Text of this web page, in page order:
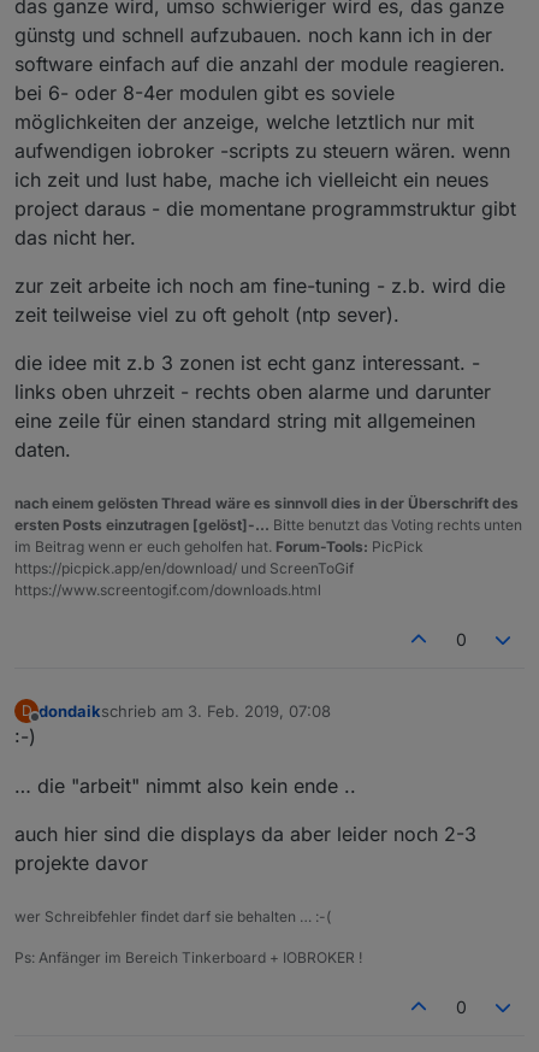
das ganze wird, umso schwieriger wird es, das ganze
günstg und schnell aufzubauen. noch kann ich in der
software einfach auf die anzahl der module reagieren.
bei 6- oder 8-4er modulen gibt es soviele
möglichkeiten der anzeige, welche letztlich nur mit
aufwendigen iobroker -scripts zu steuern wären. wenn
ich zeit und lust habe, mache ich vielleicht ein neues
project daraus - die momentane programmstruktur gibt
das nicht her.
zur zeit arbeite ich noch am fine-tuning - z.b. wird die
zeit teilweise viel zu oft geholt (ntp sever).
die idee mit z.b 3 zonen ist echt ganz interessant. -
links oben uhrzeit - rechts oben alarme und darunter
eine zeile für einen standard string mit allgemeinen
daten.
nach einem gelösten Thread wäre es sinnvoll dies in der Überschrift des
ersten Posts einzutragen [gelöst]-... Bitte benutzt das Voting rechts unten
im Beitrag wenn er euch geholfen hat. Forum-Tools: PicPick
https://picpick.app/en/download/ und ScreenToGif
https://www.screentogif.com/downloads.html
0
D dondaikschrieb am 3. Feb. 2019, 07:08
zuletzt editiert von
:-)
… die "arbeit" nimmt also kein ende ..
auch hier sind die displays da aber leider noch 2-3
projekte davor
wer Schreibfehler findet darf sie behalten … :-(
Ps: Anfänger im Bereich Tinkerboard + IOBROKER !
0